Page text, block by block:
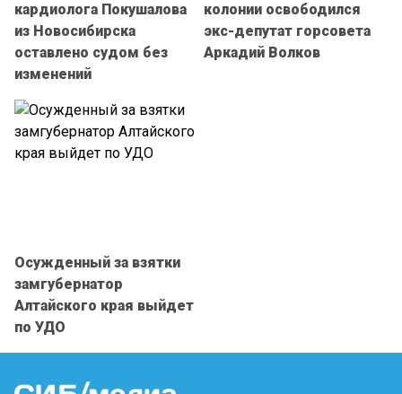
кардиолога Покушалова
из Новосибирска
оставлено судом без
изменений
колонии освободился
экс-депутат горсовета
Аркадий Волков
Осужденный за взятки
замгубернатор
Алтайского края выйдет
по УДО